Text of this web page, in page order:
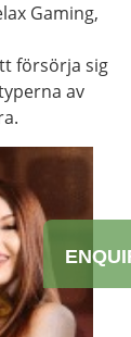
Gaming,
försörja sig
av